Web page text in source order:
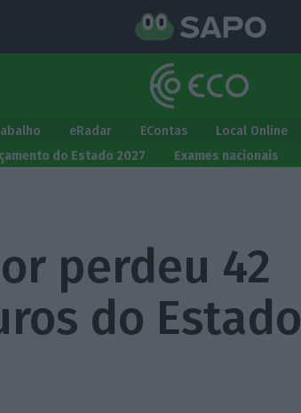
eRadar EContas Local Online
do Estado 2027 Exames nacionais
perdeu 42
do Estado